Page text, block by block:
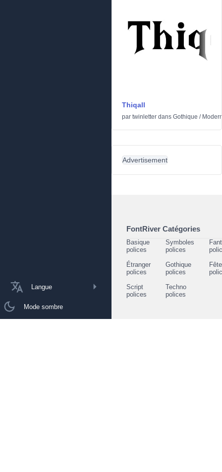
Langue
Mode sombre
Thiqall
par twinletter dans Gothique /
Advertisement
FontRiver Catégories
Basique
polices
Symboles
polices
Étranger
polices
Gothique
polices
Script
polices
Techno
polices